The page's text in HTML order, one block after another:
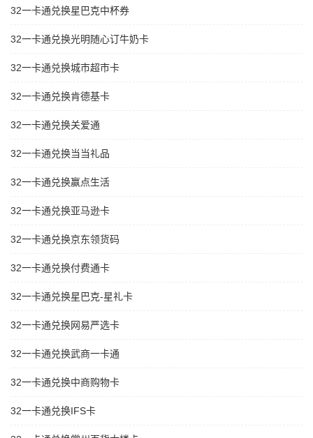
32一卡通兑换星巴克中杯券
32一卡通兑换光明随心订牛奶卡
32一卡通兑换城市超市卡
32一卡通兑换肯德基卡
32一卡通兑换关爱通
32一卡通兑换当当礼品
32一卡通兑换赢点生活
32一卡通兑换亚马逊卡
32一卡通兑换京东领货码
32一卡通兑换付费通卡
32一卡通兑换星巴克-星礼卡
32一卡通兑换网易严选卡
32一卡通兑换武商一卡通
32一卡通兑换中商购物卡
32一卡通兑换IFS卡